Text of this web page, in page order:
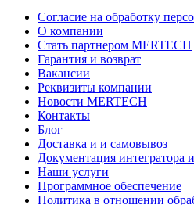
Согласие на обработку
О компании
Стать партнером MERTECH
Гарантия и возврат
Вакансии
Реквизиты компании
Новости MERTECH
Контакты
Блог
Доставка и и самовывоз
Документация интегратора
Наши услуги
Программное обеспечение
Политика в отношении